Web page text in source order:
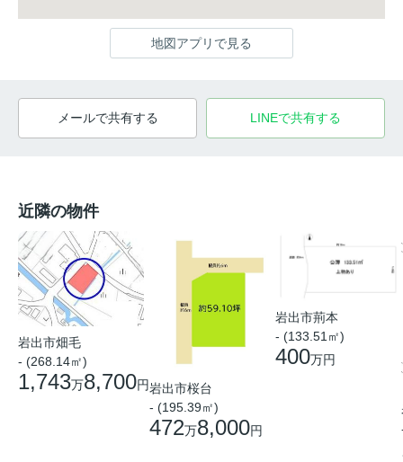
地図アプリで見る
メールで共有する LINEで共有する
近隣の物件
岩出市畑毛
- (268.14㎡)
1,743万8,700円岩出市桜台
- (195.39㎡)
472万8,000円
岩出市荊本
- (133.51㎡)
400万円